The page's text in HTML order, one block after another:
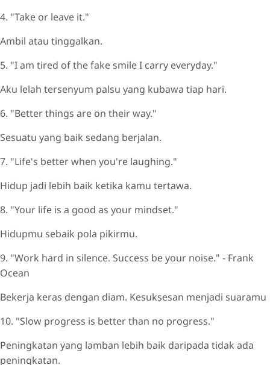
4. "Take or leave it."
Ambil atau tinggalkan.
5. "I am tired of the fake smile I carry everyday."
Aku lelah tersenyum palsu yang kubawa tiap hari.
6. "Better things are on their way."
Sesuatu yang baik sedang berjalan.
7. "Life's better when you're laughing."
Hidup jadi lebih baik ketika kamu tertawa.
8. "Your life is a good as your mindset."
Hidupmu sebaik pola pikirmu.
9. "Work hard in silence. Success be your noise." - Frank
Ocean
Bekerja keras dengan diam. Kesuksesan menjadi suaramu
10. "Slow progress is better than no progress."
Peningkatan yang lamban lebih baik daripada tidak ada
peningkatan.